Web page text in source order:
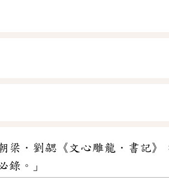
梁．劉勰《文心雕龍．書記》
錄。」